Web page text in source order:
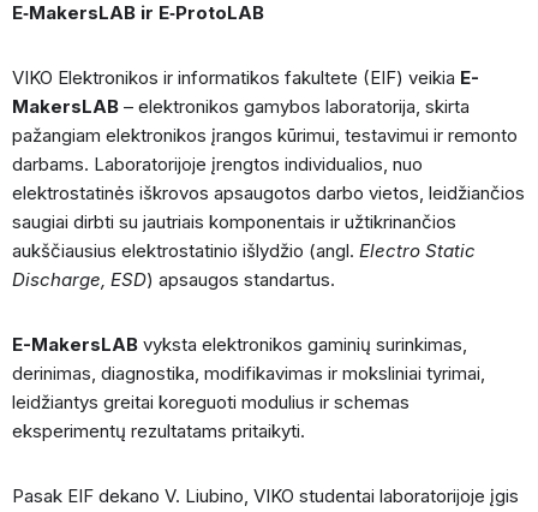
E‑MakersLAB ir E‑ProtoLAB
VIKO Elektronikos ir informatikos fakultete (EIF) veikia E-
MakersLAB – elektronikos gamybos laboratorija, skirta
pažangiam elektronikos įrangos kūrimui, testavimui ir remonto
darbams. Laboratorijoje įrengtos individualios, nuo
elektrostatinės iškrovos apsaugotos darbo vietos, leidžiančios
saugiai dirbti su jautriais komponentais ir užtikrinančios
aukščiausius elektrostatinio išlydžio (angl. Electro Static
Discharge, ESD) apsaugos standartus.
E-MakersLAB vyksta elektronikos gaminių surinkimas,
derinimas, diagnostika, modifikavimas ir moksliniai tyrimai,
leidžiantys greitai koreguoti modulius ir schemas
eksperimentų rezultatams pritaikyti.
Pasak EIF dekano V. Liubino, VIKO studentai laboratorijoje įgis